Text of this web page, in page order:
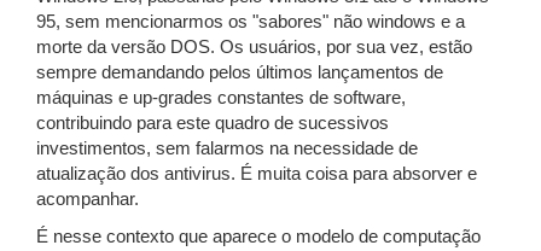
95, sem mencionarmos os "sabores" não windows e a
morte da versão DOS. Os usuários, por sua vez, estão
sempre demandando pelos últimos lançamentos de
máquinas e up-grades constantes de software,
contribuindo para este quadro de sucessivos
investimentos, sem falarmos na necessidade de
atualização dos antivirus. É muita coisa para absorver e
acompanhar.
É nesse contexto que aparece o modelo de computação